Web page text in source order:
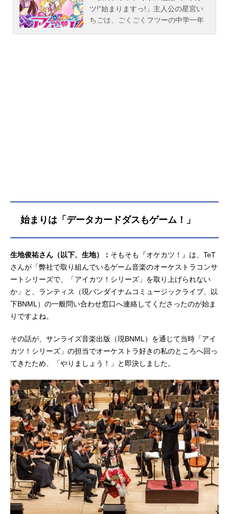
ツ!”始まりますっ!」主人公の星宮い
ちごは、ごくごくフツーの中学一年
みれ霧矢あおい：田所あずさ紫吹
もよ藤堂ユリカ：沼倉愛美北大路さ
んご：能登麻美子星宮らいち：瀬戸
麻沙美光石織姫：松谷彼哉ジョニー
別府：保村真スタッフ原作：サンラ
イズ制作：サンライズ（BNPicture
s）原案：バンダイ監督：木村隆一シ
大貫雄司色彩設計：大塚眞純ＣＧデ
ィレクター：谷口顕也撮影監督：...
始まりは「データカードダスもゲーム！」
生地俊祐さん（以下、生地）： そもそも『オケカツ！』は、TeT
さんが「弊社で取り組んでいるゲーム音楽のオーケストラコンサ
ートシリーズで、「アイカツ！シリーズ」を取り上げられない
か」と、ランティス（現バンダイナムコミュージックライブ、以
下BNML）の一般問い合わせ窓口へ連絡してくださったのが始ま
りですよね。
その話が、サンライズ音楽出版（現BNML）を通じて当時「アイ
カツ！シリーズ」の担当でオーケストラ好きの私のところへ回っ
てきたため、「やりましょう！」と即決しました。